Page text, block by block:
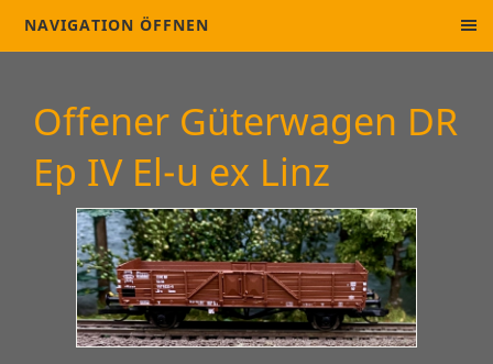
NAVIGATION ÖFFNEN
Offener Güterwagen DR
Ep IV El-u ex Linz